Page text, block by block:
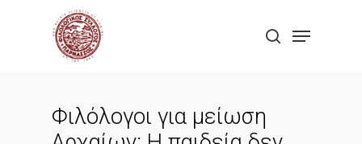
search
Menu
Φιλόλογοι για μείωση